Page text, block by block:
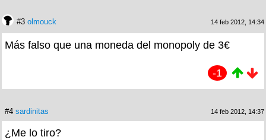
#3 olmouck 14 feb 2012, 14:34
Más falso que una moneda del monopoly de 3€
-1
#4 sardinitas 14 feb 2012, 14:37
¿Me lo tiro?